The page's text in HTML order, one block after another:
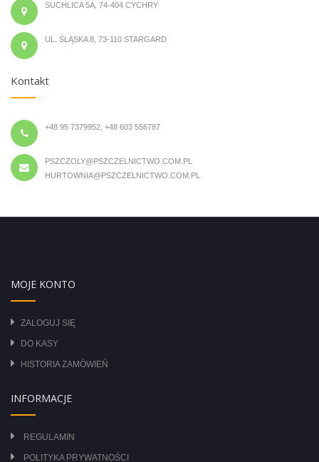
SUCHLICA 5A, 74-404 CYCHRY
UL. ŚLĄSKA 8, 73-110 STARGARD
Kontakt
+48 95 7379952, +48 603 556787
PSZCZOLY@PSZCZELNICTWO.COM.PL
HURTOWNIA@PSZCZELNICTWO.COM.PL
MOJE KONTO
ZALOGUJ SIĘ
DO KASY
HISTORIA ZAMÓWIEŃ
INFORMACJE
REGULAMIN
POLITYKA PRYWATNOŚCI